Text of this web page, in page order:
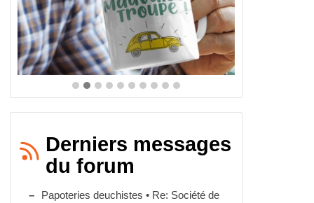
Derniers messages
du forum
Papoteries deuchistes • Re: Société de